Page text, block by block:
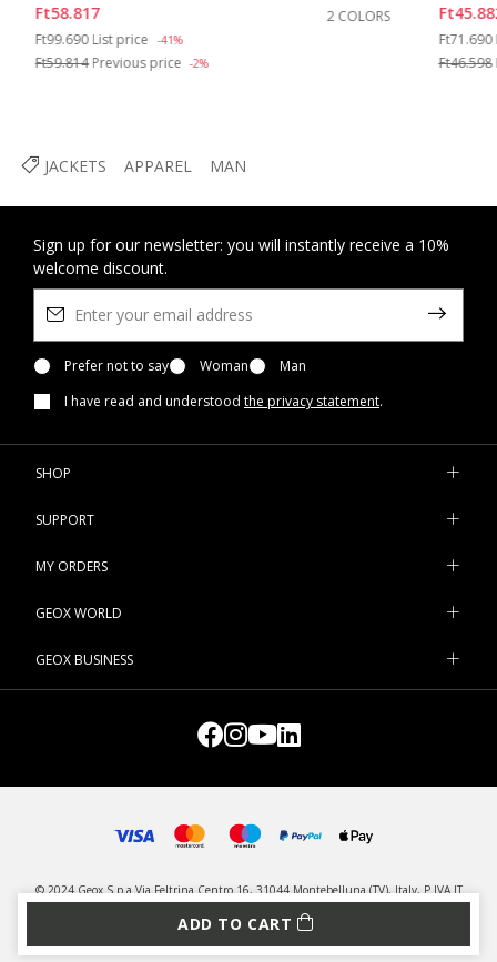
ADD TO CART
JACKETS APPAREL MAN
Ft58.817
2 COLORS
Price reduced from
Ft99.690 to
List price -41%
Ft59.814Previous price -2%
Price
Ft71.690
Ft46.598
Sign up for our newsletter: you will instantly receive a 10%
welcome discount.
Prefer not to say Woman
Man
I have read and understood the privacy statement.
SHOP
SUPPORT
MY ORDERS
GEOX WORLD
GEOX BUSINESS
© 2024 Geox S.p.a Via Feltrina Centro 16, 31044 Montebelluna (TV), Italy, P.IVA IT
03348440268 - All rights reserved